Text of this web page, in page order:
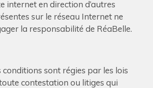
internet en direction d’autres
sur le réseau Internet ne
la responsabilité de RéaBelle.
conditions sont régies par les lois
contestation ou litiges qui